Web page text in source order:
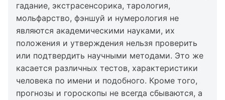
гадание, экстрасенсорика, тарология,
мольфарство, фэншуй и нумерология не
являются академическими науками, их
положения и утверждения нельзя проверить
или подтвердить научными методами. Это же
касается различных тестов, характеристики
человека по имени и подобного. Кроме того,
прогнозы и гороскопы не всегда сбываются, а